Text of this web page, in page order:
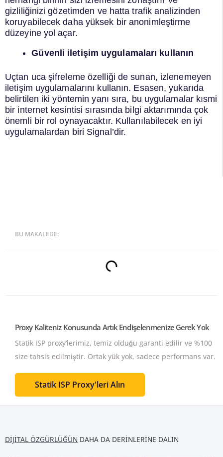
gizliliğinizi gözetimden ve hatta trafik analizinden
koruyabilecek daha yüksek bir anonimleştirme
düzeyine yol açar.
Güvenli iletişim uygulamaları kullanın
Uçtan uca şifreleme özelliği de sunan, izlenemeyen
iletişim uygulamalarını kullanın. Esasen, yukarıda
belirtilen iki yöntemin yanı sıra, bu uygulamalar kısmi
bir internet kesintisi sırasında bilgi aktarımında çok
önemli bir rol oynayacaktır. Kullanılabilecek en iyi
uygulamalardan biri Signal’dir.
BU MAKALEDE:
Proxy Kaliteniz Konusunda Artık Endişelenmenize Gerek Yok
Statik ISP proxy’lerimiz, temiz olduğu garanti edilir ve %100
size tahsis edilmiştir. Ortak yük yok, sadece performans var.
Statik ISP Proxy'leri Alın
DIJITAL ÖZGÜRLÜĞÜN DAHA DA DERINLERINE DALIN